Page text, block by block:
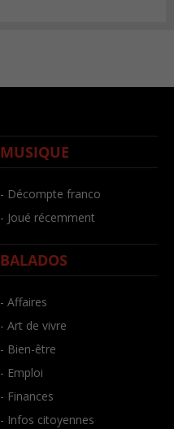
MUSIQUE
- Décompte franco
- Joué récemment
BALADOS
- Affaires
- Art de vivre
- Bien-être
- Emploi
- Finances
- Infos citoyennes